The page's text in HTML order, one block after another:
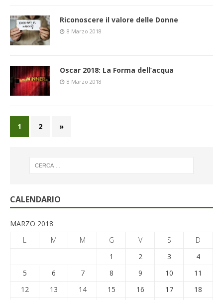
Riconoscere il valore delle Donne
8 Marzo 2018
Oscar 2018: La Forma dell’acqua
8 Marzo 2018
1 2 »
CALENDARIO
MARZO 2018
L
M M G V S
D
1
2 3
4
5
6 7 8 9 10
11
12
13 14 15 16 17
18